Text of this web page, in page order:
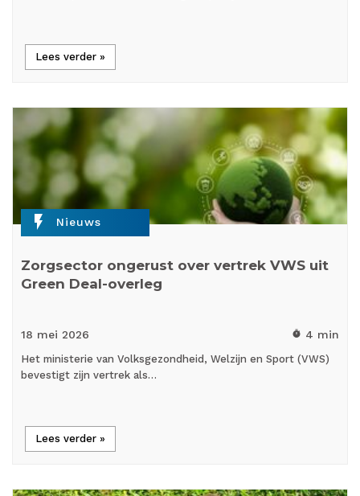
Lees verder »
flash_on Nieuws
Zorgsector ongerust over vertrek VWS uit
Green Deal-overleg
18 mei 2026 timer 4 min
Het ministerie van Volksgezondheid, Welzijn en Sport (VWS)
bevestigt zijn vertrek als…
Lees verder »